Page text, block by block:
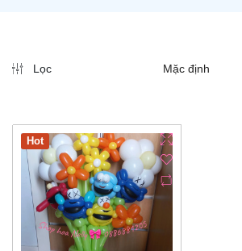
Lọc Mặc định
Hot